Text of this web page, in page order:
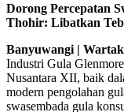
Dorong Percepatan
Thohir: Libatkan
Banyuwangi |
Industri Gula
Nusantara XII, baik
modern pengolahan
swasembada gula